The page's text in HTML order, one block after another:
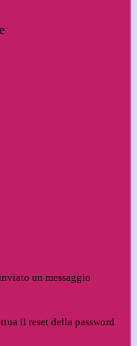
un messaggio
il reset della password